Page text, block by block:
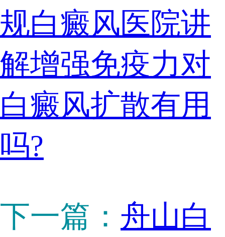
规白癜风医院讲
解增强免疫力对
白癜风扩散有用
吗?
下一篇： 舟山白